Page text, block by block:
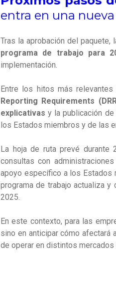
entra en una
Tras la aprobación del paquete,
programa de trabajo para
implementación.
Entre los hitos más
Reporting Requirements
explicativas y la publicación
los Estados miembros y de las
La hoja de ruta prevé durante
consultas con
apoyo específico a los Estados
programa de trabajo actualiza
2025.
En este contexto, para las
sino en anticipar cómo
de operar en distintos